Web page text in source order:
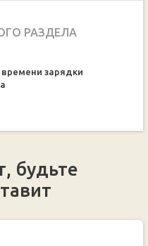
РАЗДЕЛА
времени зарядки
будьте